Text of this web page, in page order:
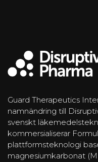
Guard Therapeutics
namnändring till
svenskt
kommersialiserar
plattformsteknologi
magnesiumkarbonat